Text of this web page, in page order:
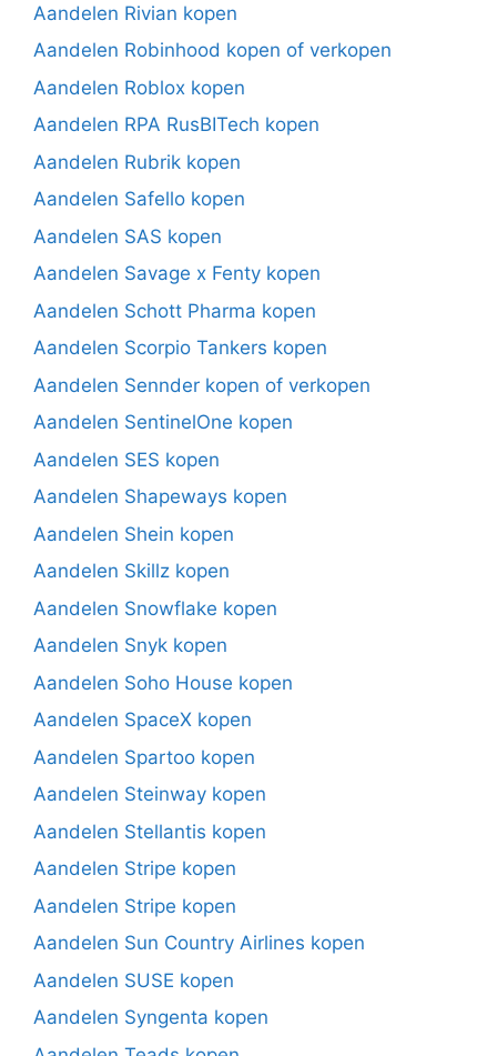
Aandelen Rivian kopen
Aandelen Robinhood kopen of verkopen
Aandelen Roblox kopen
Aandelen RPA RusBITech kopen
Aandelen Rubrik kopen
Aandelen Safello kopen
Aandelen SAS kopen
Aandelen Savage x Fenty kopen
Aandelen Schott Pharma kopen
Aandelen Scorpio Tankers kopen
Aandelen Sennder kopen of verkopen
Aandelen SentinelOne kopen
Aandelen SES kopen
Aandelen Shapeways kopen
Aandelen Shein kopen
Aandelen Skillz kopen
Aandelen Snowflake kopen
Aandelen Snyk kopen
Aandelen Soho House kopen
Aandelen SpaceX kopen
Aandelen Spartoo kopen
Aandelen Steinway kopen
Aandelen Stellantis kopen
Aandelen Stripe kopen
Aandelen Stripe kopen
Aandelen Sun Country Airlines kopen
Aandelen SUSE kopen
Aandelen Syngenta kopen